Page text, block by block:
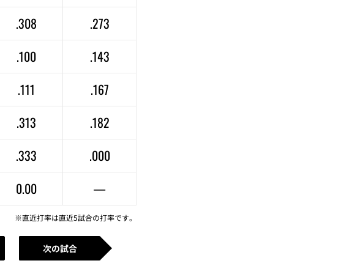
.308
.273
.100
.143
.111
.167
.313
.182
.333
.000
0.00 —
※直近打率は直近5試合の打率です。
次の試合